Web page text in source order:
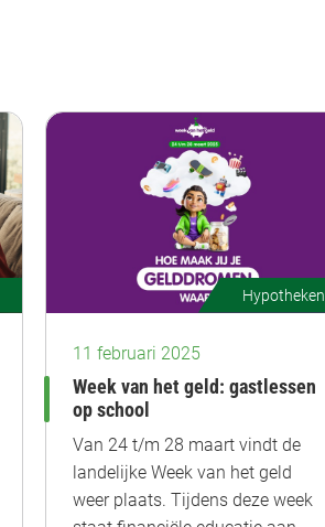
Hypotheken
11 februari 2025
Week van het geld: gastlessen
op school
Van 24 t/m 28 maart vindt de
landelijke Week van het geld
weer plaats. Tijdens deze week